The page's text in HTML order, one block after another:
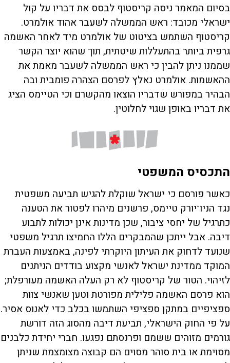
בסיום המאמר ניסה קריסטוף לבסס את דבריו על קול
ישראלי מכובד: ראש הממשלה לשעבר אהוד אולמרט.
קריסטוף השתמש בציטוט של אולמרט מיד לאחר האשמה
גרפית ביותר בהתעללות שיטתית, תוך שהוא יוצר הקשר
שממנו ניתן להבין כי ראש הממשלה לשעבר מאמת את
ההאשמות. אולמרט נאלץ לפרסם הצהרה פומבית ובה
הבהיר במפורש שדבריו הוצאו מהקשרם וכי הטיימס הציג
את דבריו באופן שגוי לחלוטין.
התכסיס המשפטי
כאשר פורסם כי ישראל שוקלת להגיש תביעה משפטית
נגד הניו־יורק טיימס, פרשנים מיהרו לפטור את הטענה
כתרגיל של יחסי ציבור, שכן מדינות אינן יכולות לתבוע
דיבה. אבל ייתכן שהמבקרים הללו החמיצו תרגיל משפטי
שנועד לדחוק את העיתון היוקרתי לפינה, באמצעות העברת
המוקד ממדינת ישראל לאנשי מקצוע בודדים הניתנים
לזיהוי. הטור של קריסטוף לא רק העלה האשמה מעורפלת;
הוא פרסם האשמה פלילית מפורטת וטען שאנשי צוות
ספציפיים במתקן ספציפי השתמשו בכלב כדי לאנוס אסיר.
על פי החוק הישראלי, תביעת דיבה מהסוג הזה דורשת
גורמים מזוהים ששמם ופרנסתם נפגעו. חברי יחידת כלבנים
מסוימת או בית סוהר מסוים הם קבוצה מצומצמת שניתן